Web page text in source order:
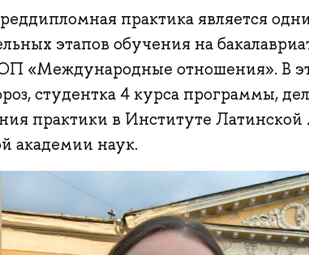
практика является
этапов обучения на
«Международные отношения». В
студентка 4 курса программы,
практики в Институте
академии наук.